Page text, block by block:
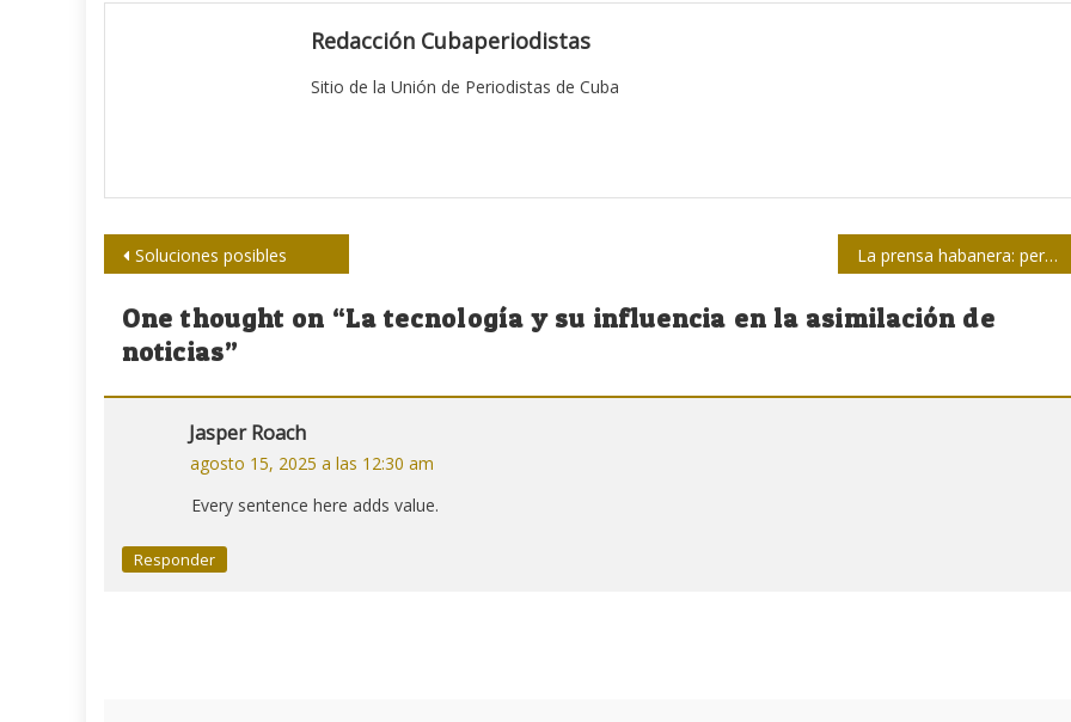
Redacción Cubaperiodistas
Sitio de la Unión de Periodistas de Cuba
Navegación
de
entradas
Soluciones posibles La prensa habanera: perfeccionar estilos de trabajo
One thought on “La tecnología y su influencia en la asimilación de
noticias”
Jasper Roach
agosto 15, 2025 a las 12:30 am
Every sentence here adds value.
Responder